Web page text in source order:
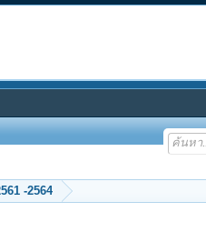
ร่วมบริจาค ค่า Hosting ของเว็บพลังจิต ปี 2552 ...2558 -2559 -2560 - 2561 -2564